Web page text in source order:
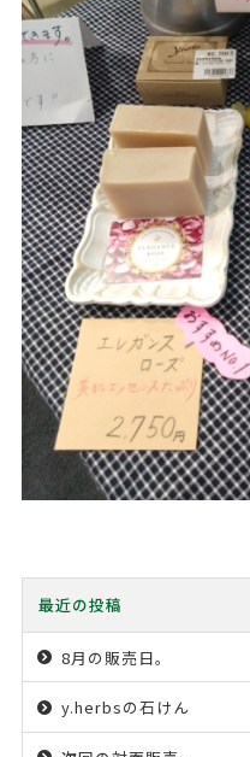
最近の投稿
8月の販売日。
y.herbsの石けん